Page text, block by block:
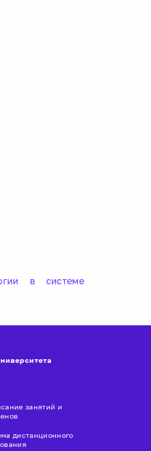
в системе
занятий и
дистанционного